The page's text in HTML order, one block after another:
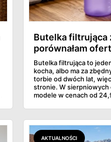
Butelka filtrująca
porównałam
Butelka filtrująca to
kocha, albo ma za
torbie od dwóch lat,
stronie. W sierpniowych
modele w cenach od
wszystkie oferty i
się opłaca.
AKTUALNOŚCI